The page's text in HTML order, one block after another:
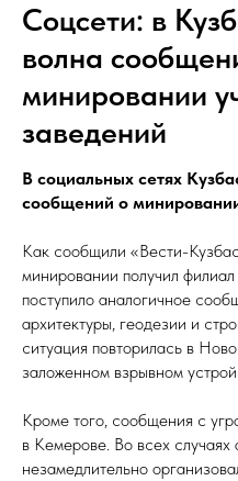
Соцсети: в
волна
минировании
заведений
В социальных сетях
сообщений о
Как сообщили «Вести-
минировании получил
поступило аналогичное
архитектуры, геодезии и
ситуация повторилась в
заложенном взрывном
Кроме того, сообщения с
в Кемерове. Во всех случаях
незамедлительно